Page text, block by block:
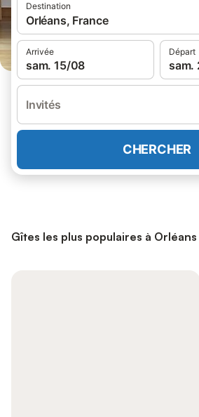
Destination
Orléans, France
Arrivée
sam. 15/08
Départ
sam.
Invités
CHERCHER
Gîtes les plus populaires à Orléans